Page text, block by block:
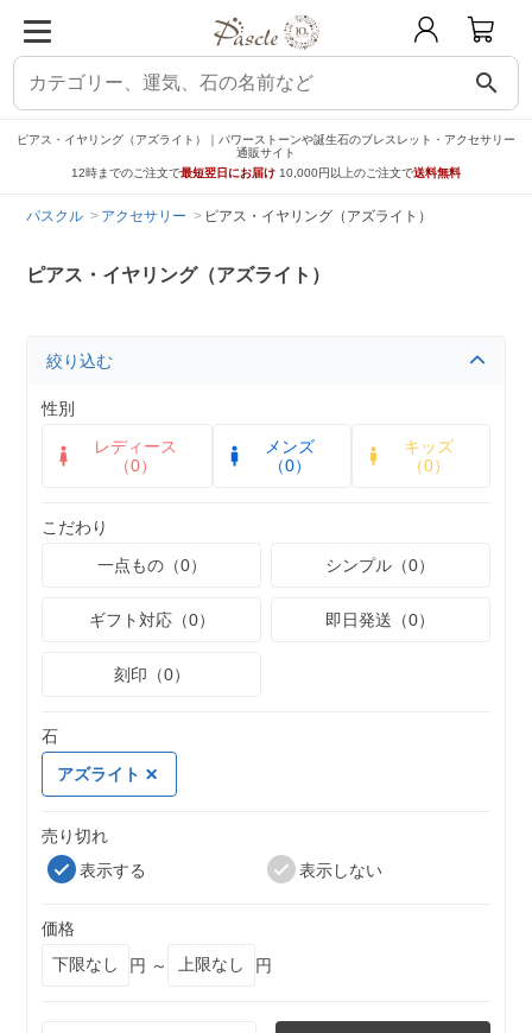
search
ピアス・イヤリング（アズライト）｜パワーストーンや誕生石のブレスレット・アクセサリー
通販サイト
12時までのご注文で最短翌日にお届け 10,000円以上のご注文で送料無料
パスクル アクセサリー ピアス・イヤリング（アズライト）
ピアス・イヤリング（アズライト）
絞り込む
性別
レディース
（0）
メンズ
（0）
キッズ
（0）
こだわり
一点もの（0）
シンプル（0）
ギフト対応（0） 即日発送（0）
刻印（0）
石
アズライト
売り切れ
表示する
表示しない
価格
円 ～
円